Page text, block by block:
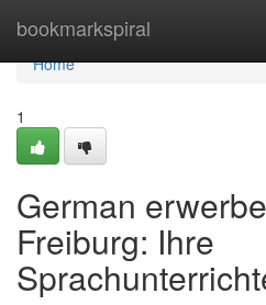
bookmarkspiral
Home
Home
1
German
Freiburg: Ihre